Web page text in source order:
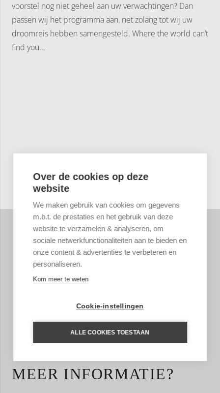
voorstel nog niet geheel aan uw verwachtingen? Dan
passen wij het programma aan, net zolang tot wij uw
droomreis hebben samengesteld. Where the world can’t
find you…
MEER INFORMATIE?
Over de cookies op deze
website
We maken gebruik van cookies om gegevens
m.b.t. de prestaties en het gebruik van deze
website te verzamelen & analyseren, om
sociale netwerkfunctionaliteiten aan te bieden en
onze content & advertenties te verbeteren en
personaliseren.
Kom meer te weten
Cookie-instellingen
ALLE COOKIES TOESTAAN